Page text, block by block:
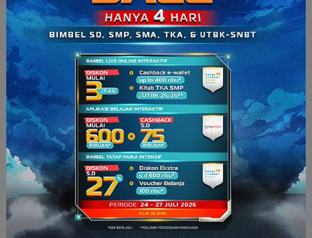
Pengeluaran Bulanan:
Makan
Transport
Internet dan pulsa
Keperluan pribadi dan
hiburan
Uang kas kelas bulanan
Tabungan
600.000
300.000
50.000
300.000
20.000
150.000
Total Pengeluaran
Bulanan:
1.420.000
Sisa Uang Bulanan: 800.000